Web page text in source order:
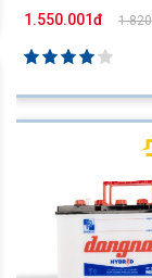
1.550.001đ